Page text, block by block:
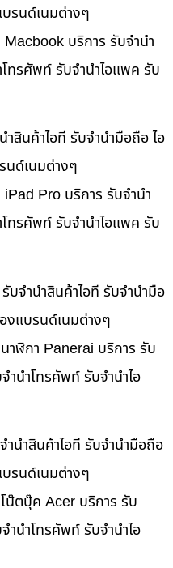
รนด์เนมต่างๆ
บริการ รับจำนำ
ทรศัพท์ รับจำนำไอแพค รับ
สินค้าไอที รับจำนำมือถือ ไอ
นด์เนมต่างๆ
Pro บริการ รับจำนำ
ทรศัพท์ รับจำนำไอแพค รับ
บจำนำสินค้าไอที รับจำนำมือ
งแบรนด์เนมต่างๆ
าฬิกา Panerai บริการ รับ
ำนำโทรศัพท์ รับจำนำไอ
นำสินค้าไอที รับจำนำมือถือ
รนด์เนมต่างๆ
น๊ตบุ๊ค Acer บริการ รับ
ำนำโทรศัพท์ รับจำนำไอ